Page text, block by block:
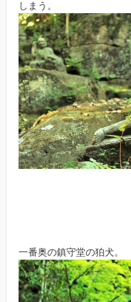
しまう。
一番奥の鎮守堂の狛犬。